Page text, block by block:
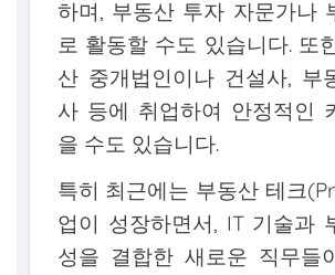
하며, 부동산 투자 자문가나
로 활동할 수도 있습니다. 또
산 중개법인이나 건설사, 부
사 등에 취업하여 안정적인
을 수도 있습니다.
특히 최근에는 부동산 테크
업이 성장하면서, IT 기술과
성을 결합한 새로운 직무들